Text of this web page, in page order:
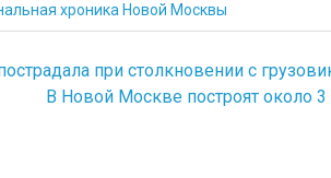
хроника Новой Москвы
при столкновении с
В Новой Москве построят около